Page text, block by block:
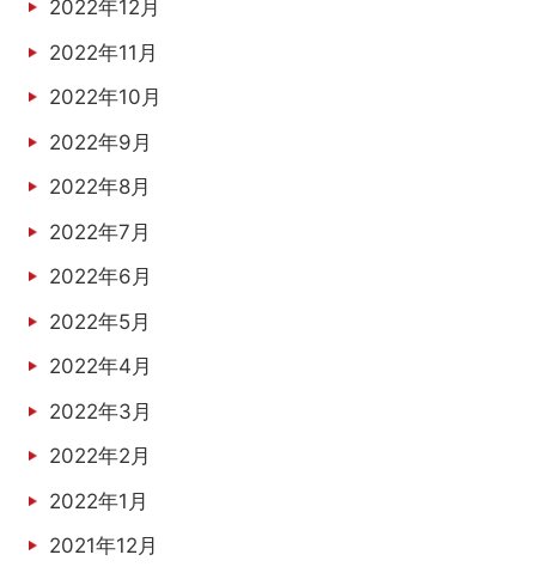
2022年12月
2022年11月
2022年10月
2022年9月
2022年8月
2022年7月
2022年6月
2022年5月
2022年4月
2022年3月
2022年2月
2022年1月
2021年12月